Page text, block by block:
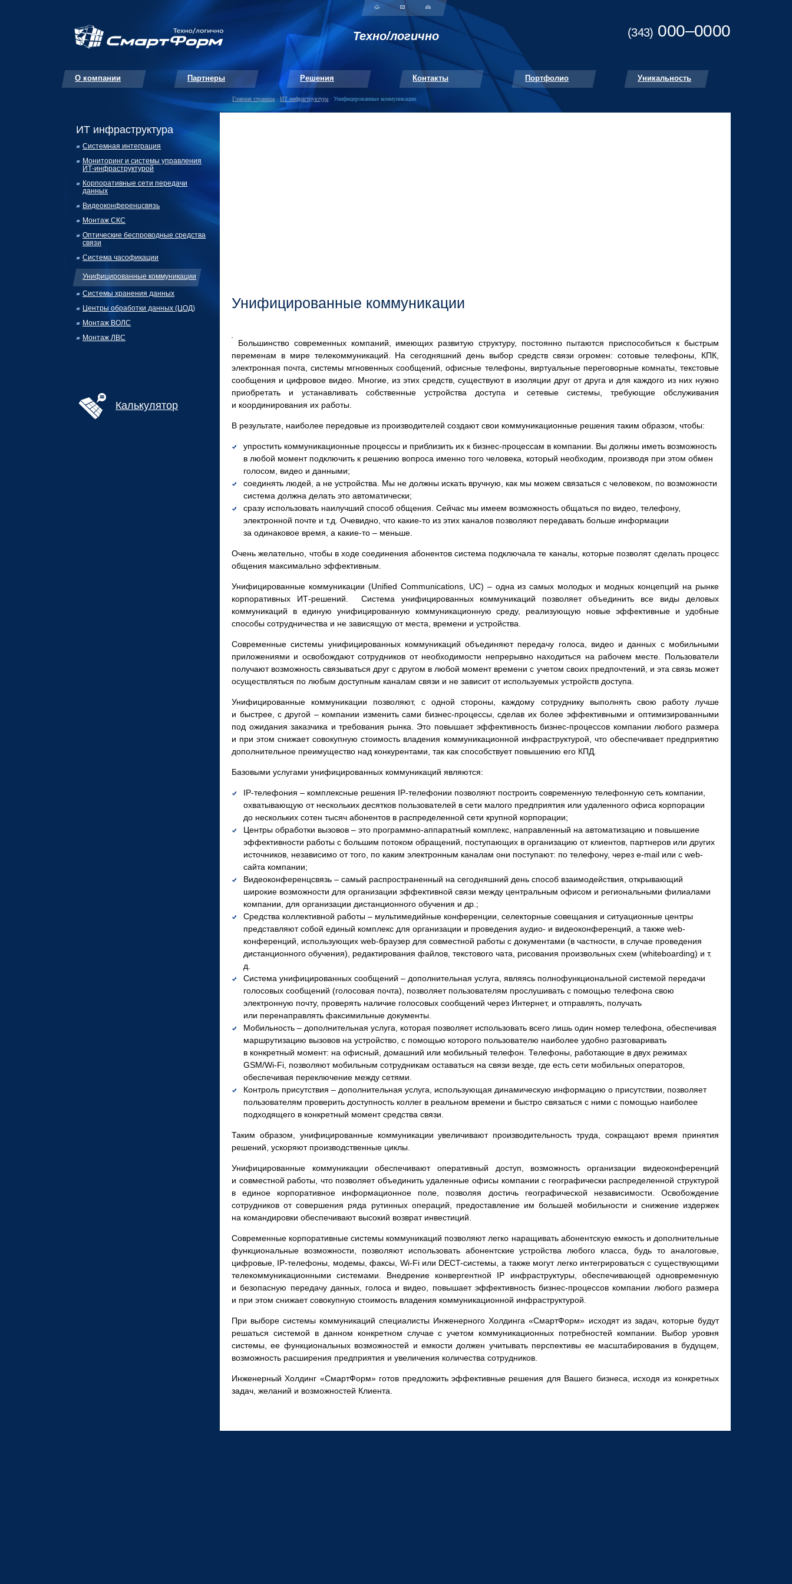
Техно/логично (343) 000–0000
О компании Партнеры Решения Контакты Портфолио Уникальность
Главная страница ·ИТ инфраструктура · Унифицированные коммуникации
ИТ инфраструктура
Системная интеграция
Мониторинг и системы управления
ИТ-инфраструктурой
Корпоративные сети передачи
данных
Видеоконференцсвязь
Монтаж СКС
Оптические беспроводные средства
связи
Система часофикации
Унифицированные коммуникации
Системы хранения данных
Центры обработки данных (ЦОД)
Монтаж ВОЛС
Монтаж ЛВС
Калькулятор
Унифицированные коммуникации
Большинство современных компаний, имеющих развитую структуру, постоянно пытаются приспособиться к быстрым
переменам в мире телекоммуникаций. На сегодняшний день выбор средств связи огромен: сотовые телефоны, КПК,
электронная почта, системы мгновенных сообщений, офисные телефоны, виртуальные переговорные комнаты, текстовые
сообщения и цифровое видео. Многие, из этих средств, существуют в изоляции друг от друга и для каждого из них нужно
приобретать и устанавливать собственные устройства доступа и сетевые системы, требующие обслуживания
и координирования их работы.
В результате, наиболее передовые из производителей создают свои коммуникационные решения таким образом, чтобы:
упростить коммуникационные процессы и приблизить их к бизнес-процессам в компании. Вы должны иметь возможность
в любой момент подключить к решению вопроса именно того человека, который необходим, производя при этом обмен
голосом, видео и данными;
соединять людей, а не устройства. Мы не должны искать вручную, как мы можем связаться с человеком, по возможности
система должна делать это автоматически;
сразу использовать наилучший способ общения. Сейчас мы имеем возможность общаться по видео, телефону,
электронной почте и т.д. Очевидно, что какие-то из этих каналов позволяют передавать больше информации
за одинаковое время, а какие-то – меньше.
Очень желательно, чтобы в ходе соединения абонентов система подключала те каналы, которые позволят сделать процесс
общения максимально эффективным.
Унифицированные коммуникации (Unified Communications, UC) – одна из самых молодых и модных концепций на рынке
корпоративных ИТ-решений. Система унифицированных коммуникаций позволяет объединить все виды деловых
коммуникаций в единую унифицированную коммуникационную среду, реализующую новые эффективные и удобные
способы сотрудничества и не зависящую от места, времени и устройства.
Современные системы унифицированных коммуникаций объединяют передачу голоса, видео и данных с мобильными
приложениями и освобождают сотрудников от необходимости непрерывно находиться на рабочем месте. Пользователи
получают возможность связываться друг с другом в любой момент времени с учетом своих предпочтений, и эта связь может
осуществляться по любым доступным каналам связи и не зависит от используемых устройств доступа.
Унифицированные коммуникации позволяют, с одной стороны, каждому сотруднику выполнять свою работу лучше
и быстрее, с другой – компании изменить сами бизнес-процессы, сделав их более эффективными и оптимизированными
под ожидания заказчика и требования рынка. Это повышает эффективность бизнес-процессов компании любого размера
и при этом снижает совокупную стоимость владения коммуникационной инфраструктурой, что обеспечивает предприятию
дополнительное преимущество над конкурентами, так как способствует повышению его КПД.
Базовыми услугами унифицированных коммуникаций являются:
IP-телефония – комплексные решения IP-телефонии позволяют построить современную телефонную сеть компании,
охватывающую от нескольких десятков пользователей в сети малого предприятия или удаленного офиса корпорации
до нескольких сотен тысяч абонентов в распределенной сети крупной корпорации;
Центры обработки вызовов – это программно-аппаратный комплекс, направленный на автоматизацию и повышение
эффективности работы с большим потоком обращений, поступающих в организацию от клиентов, партнеров или других
источников, независимо от того, по каким электронным каналам они поступают: по телефону, через е-mail или с web-
сайта компании;
Видеоконференцсвязь – самый распространенный на сегодняшний день способ взаимодействия, открывающий
широкие возможности для организации эффективной связи между центральным офисом и региональными филиалами
компании, для организации дистанционного обучения и др.;
Средства коллективной работы – мультимедийные конференции, селекторные совещания и ситуационные центры
представляют собой единый комплекс для организации и проведения аудио- и видеоконференций, а также web-
конференций, использующих web-браузер для совместной работы с документами (в частности, в случае проведения
дистанционного обучения), редактирования файлов, текстового чата, рисования произвольных схем (whiteboarding) и т.
д.
Система унифицированных сообщений – дополнительная услуга, являясь полнофункциональной системой передачи
голосовых сообщений (голосовая почта), позволяет пользователям прослушивать с помощью телефона свою
электронную почту, проверять наличие голосовых сообщений через Интернет, и отправлять, получать
или перенаправлять факсимильные документы.
Мобильность – дополнительная услуга, которая позволяет использовать всего лишь один номер телефона, обеспечивая
маршрутизацию вызовов на устройство, с помощью которого пользователю наиболее удобно разговаривать
в конкретный момент: на офисный, домашний или мобильный телефон. Телефоны, работающие в двух режимах
GSM/Wi-Fi, позволяют мобильным сотрудникам оставаться на связи везде, где есть сети мобильных операторов,
обеспечивая переключение между сетями.
Контроль присутствия – дополнительная услуга, использующая динамическую информацию о присутствии, позволяет
пользователям проверить доступность коллег в реальном времени и быстро связаться с ними с помощью наиболее
подходящего в конкретный момент средства связи.
Таким образом, унифицированные коммуникации увеличивают производительность труда, сокращают время принятия
решений, ускоряют производственные циклы.
Унифицированные коммуникации обеспечивают оперативный доступ, возможность организации видеоконференций
и совместной работы, что позволяет объединить удаленные офисы компании с географически распределенной структурой
в единое корпоративное информационное поле, позволяя достичь географической независимости. Освобождение
сотрудников от совершения ряда рутинных операций, предоставление им большей мобильности и снижение издержек
на командировки обеспечивают высокий возврат инвестиций.
Современные корпоративные системы коммуникаций позволяют легко наращивать абонентскую емкость и дополнительные
функциональные возможности, позволяют использовать абонентские устройства любого класса, будь то аналоговые,
цифровые, IP-телефоны, модемы, факсы, Wi-Fi или DECT-системы, а также могут легко интегрироваться с существующими
телекоммуникационными системами. Внедрение конвергентной IP инфраструктуры, обеспечивающей одновременную
и безопасную передачу данных, голоса и видео, повышает эффективность бизнес-процессов компании любого размера
и при этом снижает совокупную стоимость владения коммуникационной инфраструктурой.
При выборе системы коммуникаций специалисты Инженерного Холдинга «СмартФорм» исходят из задач, которые будут
решаться системой в данном конкретном случае с учетом коммуникационных потребностей компании. Выбор уровня
системы, ее функциональных возможностей и емкости должен учитывать перспективы ее масштабирования в будущем,
возможность расширения предприятия и увеличения количества сотрудников.
Инженерный Холдинг «СмартФорм» готов предложить эффективные решения для Вашего бизнеса, исходя из конкретных
задач, желаний и возможностей Клиента.